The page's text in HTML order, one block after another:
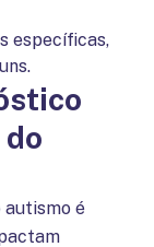
específicas,
autismo é